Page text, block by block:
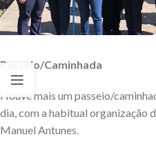
Passeio/Caminhada
Houve mais um passeio/
dia, com a habitual organização
Manuel Antunes.